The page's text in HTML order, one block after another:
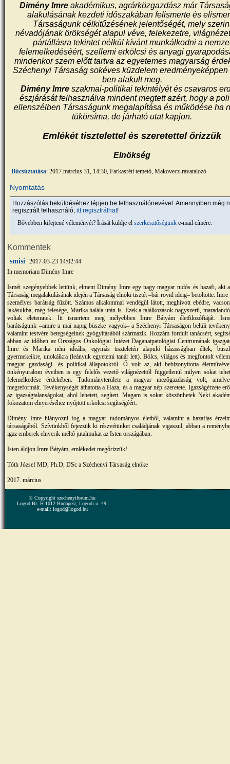
Dimény Imre akadémikus, agrárközgazdász már
alakulásának kezdeti időszakában felismerte és
Társaságunk célkitűzésének jelentőségét, mely
névadójának örökségét alapul véve, felekezetre,
pártállásra tekintet nélkül kívánt munkálkodni a
felemelkedéséért, szellemi erkölcsi és anyagi
mindenkor szem előtt tartva az egyetemes magyarság
Széchenyi Társaság sokéves küzdelem eredményeképpen
ben alakult meg.
Dimény Imre szakmai-politikai tekintélyét és csavaros
észjárását felhasználva mindent megtett azért, hogy a
ellenszélben Társaságunk megalapítása és működése ha
tükörsíma, de járható utat kapjon.
Emlékét tisztelettel és szeretettel őrizzük
Elnökség
Búcsúztatása: 2017.március 31, 14:30, Farkasréti temető, Makovecz-ravatalozó
Nyomtatás
Hozzászólás beküldéséhez lépjen be felhasználónevével. Amennyiben még
regisztrált felhasználó,itt regisztrálhat!
Bővebben kifejtené véleményét? Írását küldje elszerkesztőségünk e-mail címére.
Kommentek
smisi 2017-03-23 14:02:44
In memoriam Dimény Imre
Ismét szegényebbek lettünk, elment Dimény Imre egy nagy magyar tudós és hazafi, aki
Társaság megalakulásának idején a Társaság elnöki tisztét –bár rövid ideig– betöltötte.
személyes barátság fűzött. Számos alkalommal vendégül látott, meghívott ebédre,
lakásukba, még felesége, Marika halála után is. Ezek a találkozások nagyszerű,
voltak életemnek. Itt ismertem meg mélyebben Imre Bátyám életfilozófiáját.
barátságunk –amire a mai napig büszke vagyok– a Széchenyi Társaságon belüli
valamint testvére betegségeinek gyógyításából származik. Hozzám fordult tanácsért,
abban az időben az Országos Onkológiai Intézet Daganatpatológiai Centrumának
Imre és Marika néni ideális, egymás tiszteletén alapuló házasságban éltek,
gyermekeikre, unokáikra (leányuk egyetemi tanár lett). Bölcs, világos és megfontolt
magyar gazdasági- és politikai állapotokról. Ő volt az, aki bebizonyította
önkényuralom éveiben is egy felelős vezető világnézettől függetlenül milyen sokat
felemelkedése érdekében. Tudományterülete a magyar mezőgazdaság volt,
megreformált. Tevékenységét áthatotta a Haza, és a magyar nép szeretete. Igazságérzete
az igazságtalanságokat, ahol lehetett, segített. Magam is sokat köszönhetek Neki
fokozatom elnyeréséhez nyújtott erkölcsi segítségéért.
Dimény Imre hiányozni fog a magyar tudományos életből, valamint a hazafias
társaságából. Szívünkből fejezzük ki részvétünket családjának vigaszul, abban a
igaz emberek elnyerik méltó jutalmukat az Isten országában.
Isten áldjon Imre Bátyám, emlékedet megőrizzük!
Tóth József MD, Ph.D, DSc a Széchenyi Társaság elnöke
2017. március
© Copyright szechenyiforum.hu
Logod Bt. H-1012 Budapest, Logodi u. 49.
e-mail: logod@logod.hu